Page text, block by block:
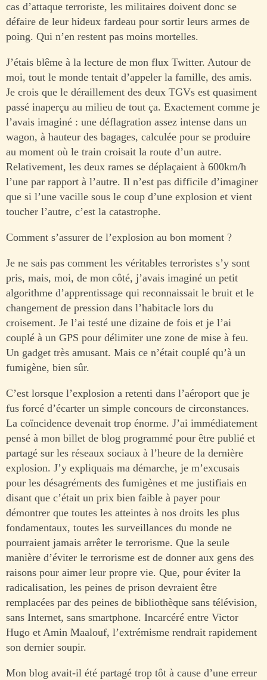
cas d’attaque terroriste, les militaires doivent donc se
défaire de leur hideux fardeau pour sortir leurs armes de
poing. Qui n’en restent pas moins mortelles.
J’étais blême à la lecture de mon flux Twitter. Autour de
moi, tout le monde tentait d’appeler la famille, des amis.
Je crois que le déraillement des deux TGVs est quasiment
passé inaperçu au milieu de tout ça. Exactement comme je
l’avais imaginé : une déflagration assez intense dans un
wagon, à hauteur des bagages, calculée pour se produire
au moment où le train croisait la route d’un autre.
Relativement, les deux rames se déplaçaient à 600km/h
l’une par rapport à l’autre. Il n’est pas difficile d’imaginer
que si l’une vacille sous le coup d’une explosion et vient
toucher l’autre, c’est la catastrophe.
Comment s’assurer de l’explosion au bon moment ?
Je ne sais pas comment les véritables terroristes s’y sont
pris, mais, moi, de mon côté, j’avais imaginé un petit
algorithme d’apprentissage qui reconnaissait le bruit et le
changement de pression dans l’habitacle lors du
croisement. Je l’ai testé une dizaine de fois et je l’ai
couplé à un GPS pour délimiter une zone de mise à feu.
Un gadget très amusant. Mais ce n’était couplé qu’à un
fumigène, bien sûr.
C’est lorsque l’explosion a retenti dans l’aéroport que je
fus forcé d’écarter un simple concours de circonstances.
La coïncidence devenait trop énorme. J’ai immédiatement
pensé à mon billet de blog programmé pour être publié et
partagé sur les réseaux sociaux à l’heure de la dernière
explosion. J’y expliquais ma démarche, je m’excusais
pour les désagréments des fumigènes et me justifiais en
disant que c’était un prix bien faible à payer pour
démontrer que toutes les atteintes à nos droits les plus
fondamentaux, toutes les surveillances du monde ne
pourraient jamais arrêter le terrorisme. Que la seule
manière d’éviter le terrorisme est de donner aux gens des
raisons pour aimer leur propre vie. Que, pour éviter la
radicalisation, les peines de prison devraient être
remplacées par des peines de bibliothèque sans télévision,
sans Internet, sans smartphone. Incarcéré entre Victor
Hugo et Amin Maalouf, l’extrémisme rendrait rapidement
son dernier soupir.
Mon blog avait-il été partagé trop tôt à cause d’une erreur